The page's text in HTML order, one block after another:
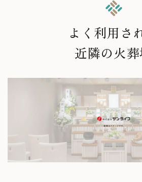
よく利用さ
近隣の火